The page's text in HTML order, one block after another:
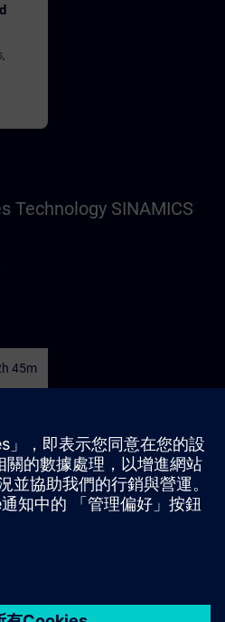
Technology SINAMICS
45m